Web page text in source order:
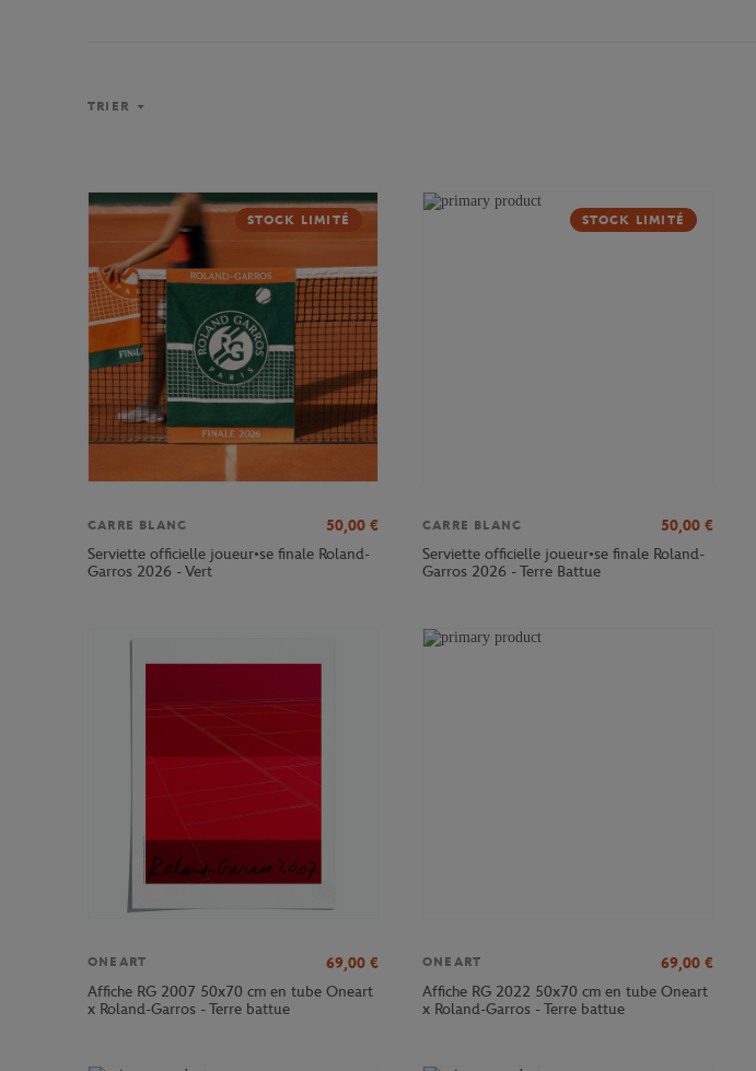
TRIER
STOCK LIMITÉ
CARRE BLANC 50,00 €
Serviette officielle joueur•se finale Roland-
Garros 2026 - Vert
STOCK LIMITÉ
CARRE BLANC 50,00 €
Serviette officielle joueur•se finale Roland-
Garros 2026 - Terre Battue
ONEART 69,00 €
Affiche RG 2007 50x70 cm en tube Oneart
x Roland-Garros - Terre battue
ONEART 69,00 €
Affiche RG 2022 50x70 cm en tube Oneart
x Roland-Garros - Terre battue